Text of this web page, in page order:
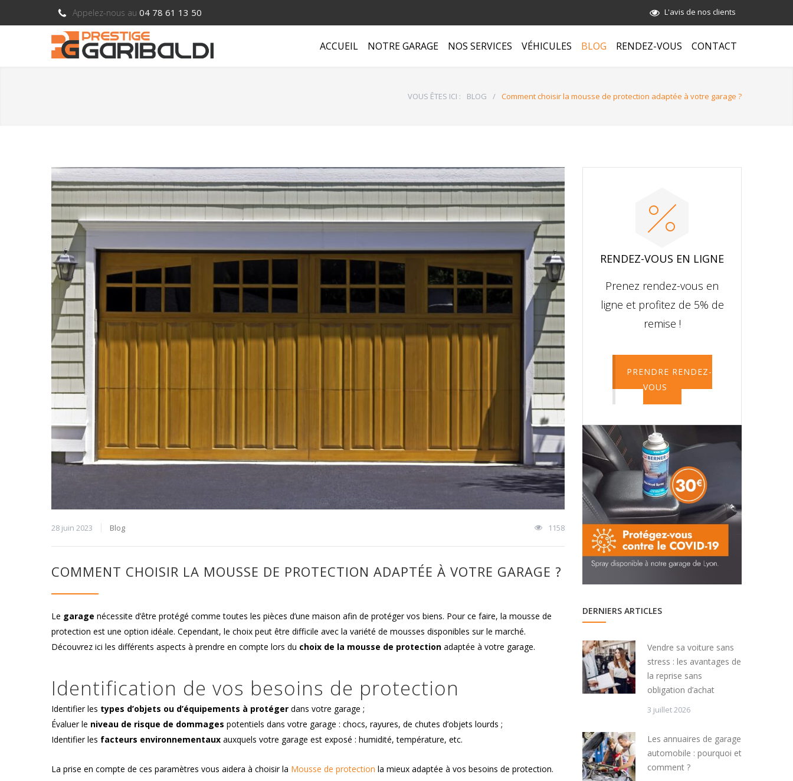
Appelez-nous au 04 78 61 13 50 L'avis de nos clients
ACCUEIL NOTRE GARAGE NOS SERVICES VÉHICULES BLOG RENDEZ-VOUS CONTACT
VOUS ÊTES ICI : BLOG / Comment choisir la mousse de protection adaptée à votre garage ?
28 juin 2023 Blog 1158
COMMENT CHOISIR LA MOUSSE DE PROTECTION ADAPTÉE À VOTRE GARAGE ?
Le garage nécessite d’être protégé comme toutes les pièces d’une maison afin de protéger vos biens. Pour ce faire, la mousse de
protection est une option idéale. Cependant, le choix peut être difficile avec la variété de mousses disponibles sur le marché.
Découvrez ici les différents aspects à prendre en compte lors du choix de la mousse de protection adaptée à votre garage.
Identification de vos besoins de protection
Identifier les types d’objets ou d’équipements à protéger dans votre garage ;
Évaluer le niveau de risque de dommages potentiels dans votre garage : chocs, rayures, de chutes d’objets lourds ;
Identifier les facteurs environnementaux auxquels votre garage est exposé : humidité, température, etc.
La prise en compte de ces paramètres vous aidera à choisir la Mousse de protection la mieux adaptée à vos besoins de protection.
RENDEZ-VOUS EN LIGNE
Prenez rendez-vous en
ligne et profitez de 5% de
remise !
PRENDRE RENDEZ-
VOUS
DERNIERS ARTICLES
Vendre sa voiture sans
stress : les avantages de
la reprise sans
obligation d’achat
3 juillet 2026
Les annuaires de garage
automobile : pourquoi et
comment ?